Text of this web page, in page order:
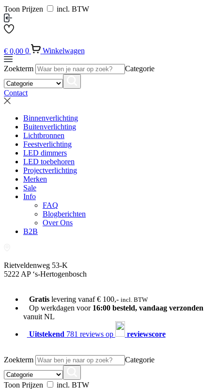
Toon Prijzen incl. BTW
€ 0,00 0 Winkelwagen
Zoekterm Categorie
Contact
Binnenverlichting
Buitenverlichting
Lichtbronnen
Feestverlichting
LED dimmers
LED toebehoren
Projectverlichting
Merken
Sale
Info
FAQ
Blogberichten
Over Ons
B2B
Rietveldenweg 53-K
5222 AP ‘s-Hertogenbosch
Gratislevering vanaf € 100,- incl. BTW
Op werkdagen voor 16:00 besteld, vandaag verzonden
vanuit NL
Uitstekend 781 reviews op reviewscore
Zoekterm Categorie
Toon Prijzen
incl. BTW